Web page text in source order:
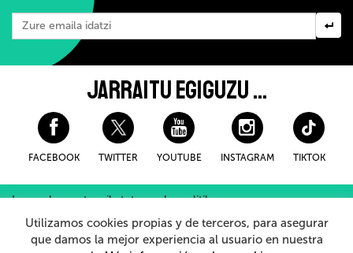
JARRAITU EGIGUZU ...
FACEBOOK TWITTER YOUTUBE INSTAGRAM TIKTOK
Lege-oharra eta pribatutasuneko politika
Erosteko Baldintza Orokorroak
Cookieei buruzko politika
Barneko Informazio Sistema
Utilizamos cookies propias y de terceros, para asegurar
que damos la mejor experiencia al usuario en nuestra